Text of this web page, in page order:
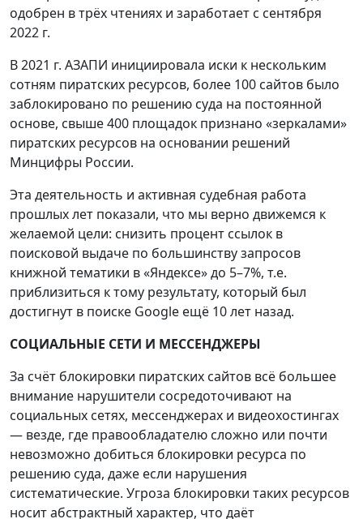
одобрен в трёх чтениях и заработает с сентября
2022 г.
В 2021 г. АЗАПИ инициировала иски к нескольким
сотням пиратских ресурсов, более 100 сайтов было
заблокировано по решению суда на постоянной
основе, свыше 400 площадок признано «зеркалами»
пиратских ресурсов на основании решений
Минцифры России.
Эта деятельность и активная судебная работа
прошлых лет показали, что мы верно движемся к
желаемой цели: снизить процент ссылок в
поисковой выдаче по большинству запросов
книжной тематики в «Яндексе» до 5–7%, т.е.
приблизиться к тому результату, который был
достигнут в поиске Google ещё 10 лет назад.
СОЦИАЛЬНЫЕ СЕТИ И МЕССЕНДЖЕРЫ
За счёт блокировки пиратских сайтов всё большее
внимание нарушители сосредоточивают на
социальных сетях, мессенджерах и видеохостингах
— везде, где правообладателю сложно или почти
невозможно добиться блокировки ресурса по
решению суда, даже если нарушения
систематические. Угроза блокировки таких ресурсов
носит абстрактный характер, что даёт